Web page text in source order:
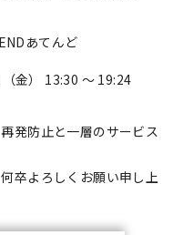
あてんど
金） 13:30 ～ 19:24
発防止と一層のサービス
卒よろしくお願い申し上